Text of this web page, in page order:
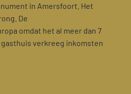
in Amersfoort. Het
De
omdat het al meer dan 7
verkreeg inkomsten